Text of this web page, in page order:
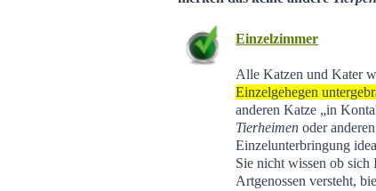
Einzelzimmer
Alle Katzen und Kater
Einzelgehegen
anderen Katze „in
Tierheimen oder anderen
Einzelunterbringung
Sie nicht wissen ob sich
Artgenossen versteht,